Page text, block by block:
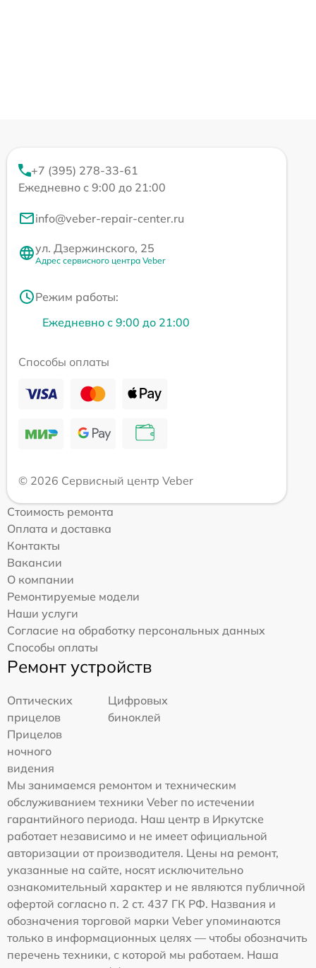
+7 (395) 278-33-61
Ежедневно с 9:00 до 21:00
info@veber-repair-center.ru
ул. Дзержинского, 25
Адрес сервисного центра Veber
Режим работы:
Ежедневно с 9:00 до 21:00
Способы оплаты
© 2026 Сервисный центр Veber
Стоимость ремонта
Оплата и доставка
Контакты
Вакансии
О компании
Ремонтируемые модели
Наши услуги
Согласие на обработку персональных данных
Способы оплаты
Ремонт устройств
Оптических
прицелов
Цифровых
биноклей
Прицелов
ночного
видения
Мы занимаемся ремонтом и техническим
обслуживанием техники Veber по истечении
гарантийного периода. Наш центр в Иркутске
работает независимо и не имеет официальной
авторизации от производителя. Цены на ремонт,
указанные на сайте, носят исключительно
ознакомительный характер и не являются публичной
офертой согласно п. 2 ст. 437 ГК РФ. Названия и
обозначения торговой марки Veber упоминаются
только в информационных целях — чтобы обозначить
перечень техники, с которой мы работаем. Наша